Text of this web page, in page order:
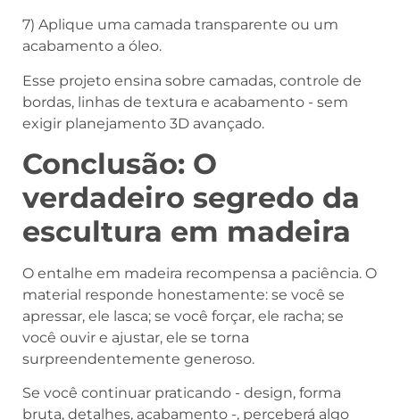
7) Aplique uma camada transparente ou um
acabamento a óleo.
Esse projeto ensina sobre camadas, controle de
bordas, linhas de textura e acabamento - sem
exigir planejamento 3D avançado.
Conclusão: O
verdadeiro segredo da
escultura em madeira
O entalhe em madeira recompensa a paciência. O
material responde honestamente: se você se
apressar, ele lasca; se você forçar, ele racha; se
você ouvir e ajustar, ele se torna
surpreendentemente generoso.
Se você continuar praticando - design, forma
bruta, detalhes, acabamento -, perceberá algo